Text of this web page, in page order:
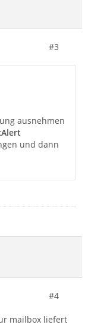
#3
ausnehmen
und dann
#4
mailbox liefert